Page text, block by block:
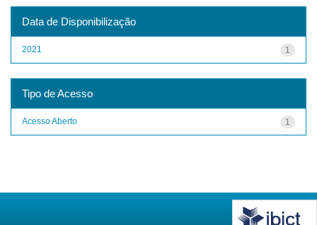
Data de Disponibilização
1
2021
Tipo de Acesso
1
Acesso Aberto